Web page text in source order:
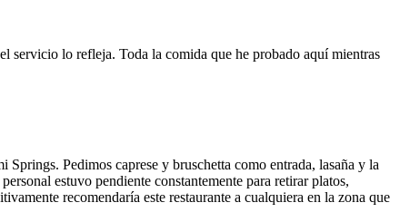
servicio lo refleja. Toda la comida que he probado aquí mientras
Pedimos caprese y bruschetta como entrada, lasaña y la
estuvo pendiente constantemente para retirar platos,
recomendaría este restaurante a cualquiera en la zona que